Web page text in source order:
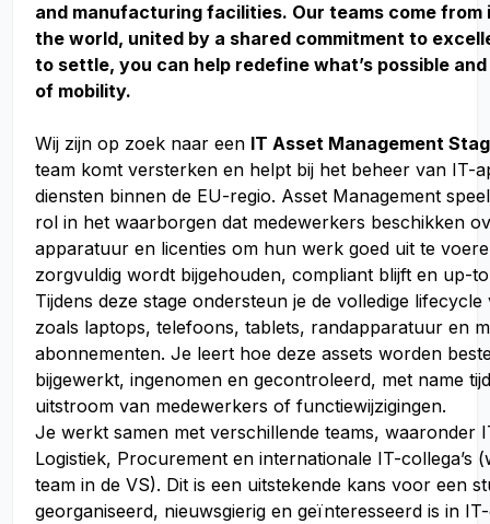
and manufacturing facilities. Our teams come from
the world, united by a shared commitment to
to settle, you can help redefine what’s possible
of mobility.
Wij zijn op zoek naar een IT Asset Management
team komt versterken en helpt bij het beheer van IT-
diensten binnen de EU-regio. Asset Management
rol in het waarborgen dat medewerkers beschikken
apparatuur en licenties om hun werk goed uit te
zorgvuldig wordt bijgehouden, compliant blijft en up-
Tijdens deze stage ondersteun je de volledige lifecycle
zoals laptops, telefoons, tablets, randapparatuur en
abonnementen. Je leert hoe deze assets worden
bijgewerkt, ingenomen en gecontroleerd, met name
uitstroom van medewerkers of functiewijzigingen.
Je werkt samen met verschillende teams, waaronder
Logistiek, Procurement en internationale IT-collega’s
team in de VS). Dit is een uitstekende kans voor een
georganiseerd, nieuwsgierig en geïnteresseerd is in